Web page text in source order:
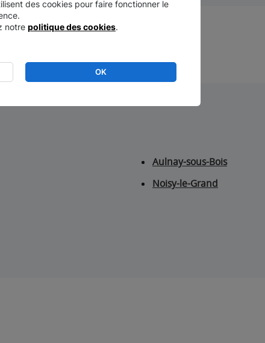
Dentité (nombre d'habitants au km²)
6390
Aulnay-sous-Bois
Noisy-le-Grand
des cookies pour faire fonctionner le
notre politique des cookies.
OK